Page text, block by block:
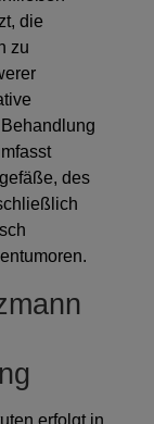
die
zu
des
erfolgt in